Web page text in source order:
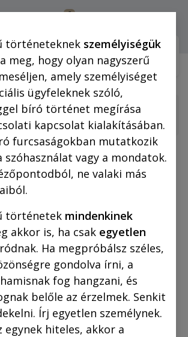
0
Webshop (mobilra)
Fred közbelép 40x60 cm
történeteknek személyiségük
meg, hogy olyan nagyszerű
amely személyiséget
ügyfeleknek szóló,
bíró történet megírása
kapcsolat kialakításában.
furcsaságokban mutatkozik
szóhasználat vagy a mondatok.
ne valaki más
történetek mindenkinek
akkor is, ha csak egyetlen
Ha megpróbálsz széles,
gondolva írni, a
fog hangzani, és
belőle az érzelmek. Senkit
Írj egyetlen személynek.
egynek hiteles, akkor a